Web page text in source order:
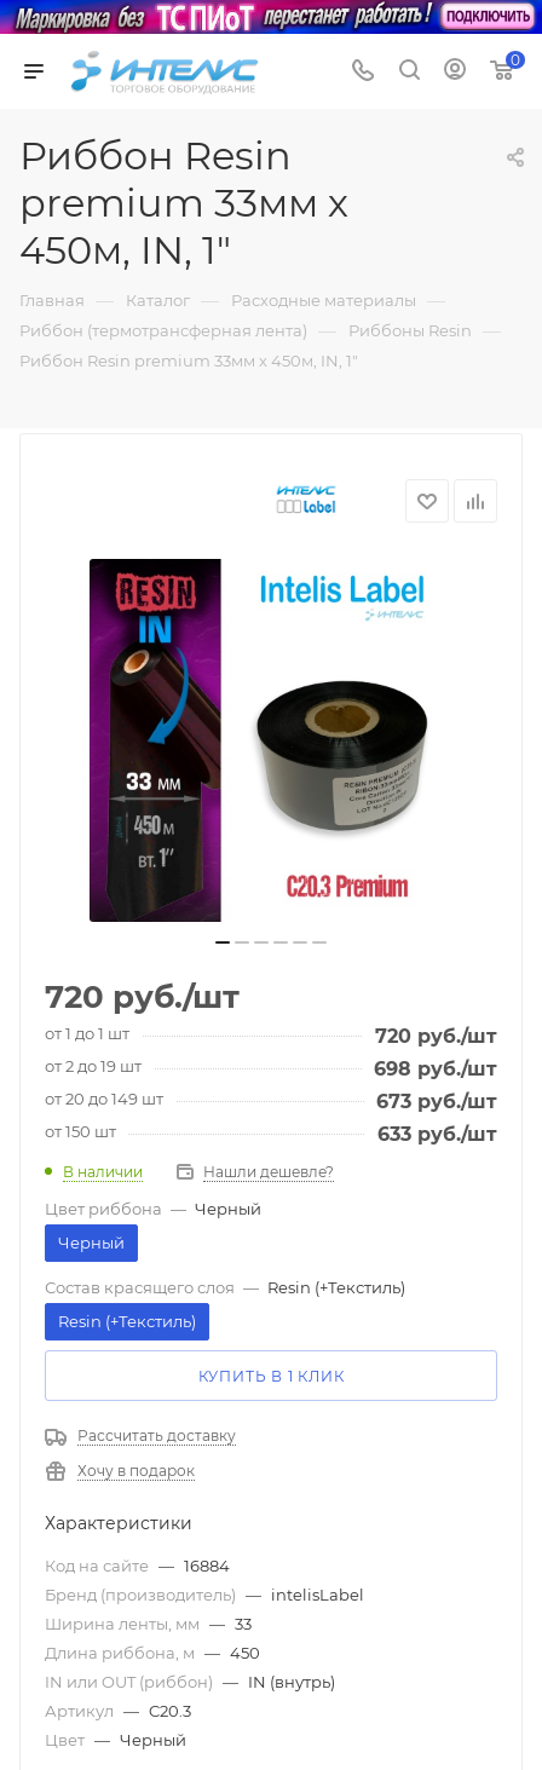
0
Риббон Resin
premium 33мм х
450м, IN, 1"
Главная — Каталог — Расходные материалы —
Риббон (термотрансферная лента) — Риббоны Resin —
Риббон Resin premium 33мм х 450м, IN, 1"
720 руб./шт
от 1 до 1 шт 720 руб./шт
от 2 до 19 шт 698 руб./шт
от 20 до 149 шт 673 руб./шт
от 150 шт 633 руб./шт
В наличии Нашли дешевле?
Цвет риббона — Черный
Черный
Состав красящего слоя — Resin (+Текстиль)
Resin (+Текстиль)
КУПИТЬ В 1 КЛИК
Рассчитать доставку
Хочу в подарок
Характеристики
Код на сайте — 16884
Бренд (производитель) — intelisLabel
Ширина ленты, мм — 33
Длина риббона, м — 450
IN или OUT (риббон) — IN (внутрь)
Артикул — C20.3
Цвет — Черный